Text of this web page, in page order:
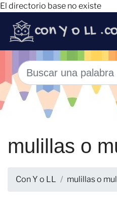
El directorio base no existe
mulillas o
Con Y o LL mulillas o